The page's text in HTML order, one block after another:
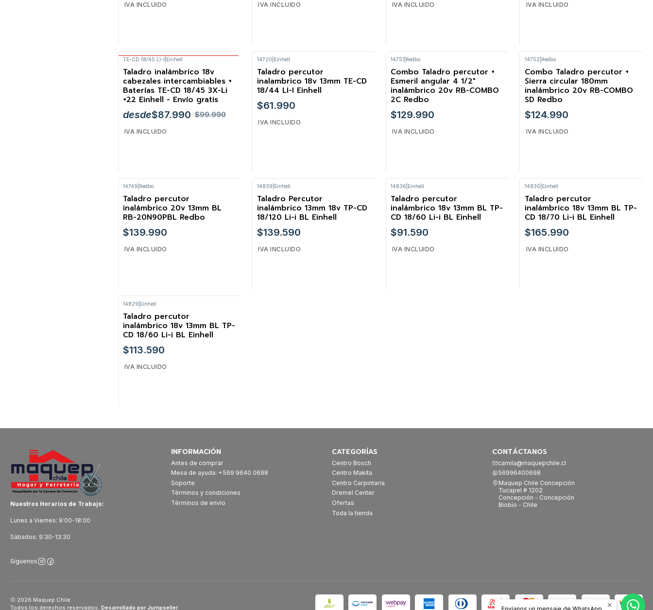
IVA INCLUIDO IVA INCLUIDO IVA INCLUIDO IVA INCLUIDO
Envío Gratis
-12%
TE-CD 18/45 LI-I Einhell
Taladro inalámbrico 18v
cabezales intercambiables +
Baterías TE-CD 18/45 3X-Li
+22 Einhell - Envío gratis
desde$87.990 $99.990
IVA INCLUIDO
14720 Einhell
Taladro percutor
inalambrico 18v 13mm TE-CD
18/44 LI-I Einhell
$61.990
IVA INCLUIDO
14751 Redbo
Combo Taladro percutor +
Esmeril angular 4 1/2"
inalámbrico 20v RB-COMBO
2C Redbo
$129.990
IVA INCLUIDO
14752 Redbo
Combo Taladro percutor +
Sierra circular 180mm
inalámbrico 20v RB-COMBO
SD Redbo
$124.990
IVA INCLUIDO
14749 Redbo
Taladro percutor
inalámbrico 20v 13mm BL
RB-20N90PBL Redbo
$139.990
IVA INCLUIDO
14839 Einhell
Taladro Percutor
inalámbrico 13mm 18v TP-CD
18/120 Li-i BL Einhell
$139.590
IVA INCLUIDO
14836 Einhell
Taladro percutor
inalámbrico 18v 13mm BL TP-
CD 18/60 Li-i BL Einhell
$91.590
IVA INCLUIDO
14830 Einhell
Taladro percutor
inalámbrico 18v 13mm BL TP-
CD 18/70 Li-i BL Einhell
$165.990
IVA INCLUIDO
14829 Einhell
Taladro percutor
inalámbrico 18v 13mm BL TP-
CD 18/60 Li-i BL Einhell
$113.590
IVA INCLUIDO
Cantidad
Nuestros Horarios de Trabajo:
Lunes a Viernes: 9:00-18:00
Sábados: 9:30-13:30
Síguenos
INFORMACIÓN
Antes de comprar
Mesa de ayuda: +569 9640 0698
Soporte
Términos y condiciones
Términos de envío
CATEGORÍAS
Centro Bosch
Centro Makita
Centro Carpintaria
Dremel Center
Ofertas
Toda la tienda
CONTÁCTANOS
camila@maquepchile.cl
56996400698
Maquep Chile Concepción
Tucapel # 1202
Concepción - Concepción
Biobío - Chile
2026 Maquep Chile.
Todos los derechos reservados. Desarrollado por Jumpseller Envíanos un mensaje de WhatsApp